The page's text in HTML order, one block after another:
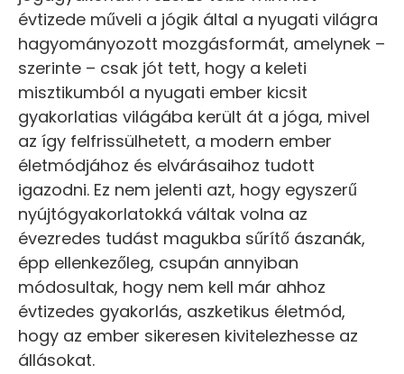
évtizede műveli a jógik által a nyugati világra
hagyományozott mozgásformát, amelynek –
szerinte – csak jót tett, hogy a keleti
misztikumból a nyugati ember kicsit
gyakorlatias világába került át a jóga, mivel
az így felfrissülhetett, a modern ember
életmódjához és elvárásaihoz tudott
igazodni. Ez nem jelenti azt, hogy egyszerű
nyújtógyakorlatokká váltak volna az
évezredes tudást magukba sűrítő ászanák,
épp ellenkezőleg, csupán annyiban
módosultak, hogy nem kell már ahhoz
évtizedes gyakorlás, aszketikus életmód,
hogy az ember sikeresen kivitelezhesse az
állásokat.